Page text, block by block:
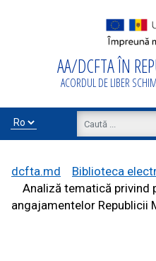
AA/DCFTA ÎN
ACORDUL DE LIBER
dcfta.md Biblioteca
Analiză tematică privind
angajamentelor Republicii